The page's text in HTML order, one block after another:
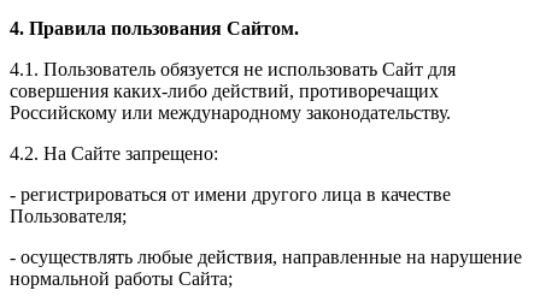
4. Правила пользования Сайтом.
4.1. Пользователь обязуется не использовать Сайт для
совершения каких-либо действий, противоречащих
Российскому или международному законодательству.
4.2. На Сайте запрещено:
- регистрироваться от имени другого лица в качестве
Пользователя;
- осуществлять любые действия, направленные на нарушение
нормальной работы Сайта;